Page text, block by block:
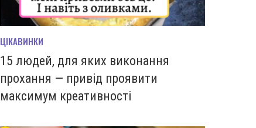
ЦІКАВИНКИ
15 людей, для яких виконання
прохання — привід проявити
максимум креативності